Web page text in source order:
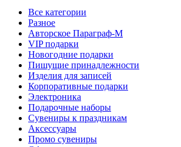
Все категории
Разное
Авторское Параграф-М
VIP подарки
Новогодние подарки
Пишущие принадлежности
Изделия для записей
Корпоративные подарки
Электроника
Подарочные наборы
Сувениры к праздникам
Аксессуары
Промо сувениры